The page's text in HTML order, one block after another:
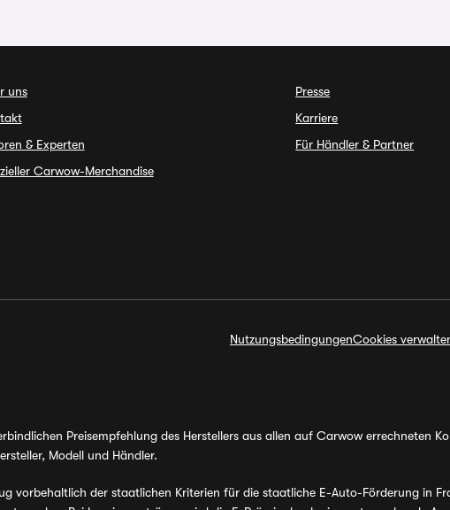
uns
& Experten
Carwow-Merchandise
Presse
Karriere
Für Händler & Partner
NutzungsbedingungenCookies
Preisempfehlung des Herstellers aus allen auf Carwow errechneten
Modell und Händler.
vorbehaltlich der staatlichen Kriterien für die staatliche E-Auto-Förderung in